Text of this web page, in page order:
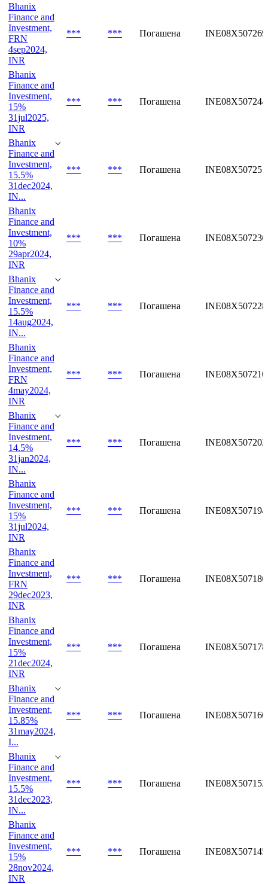
Bhanix
Finance and
Investment,
FRN
4sep2024,
INR
*** *** Погашена INE08X507269
Bhanix
Finance and
Investment,
15%
31jul2025,
INR
*** *** Погашена INE08X507244
Bhanix
Finance and
Investment,
15.5%
31dec2024,
IN...
*** *** Погашена INE08X507251
Bhanix
Finance and
Investment,
10%
29apr2024,
INR
*** *** Погашена INE08X507236
Bhanix
Finance and
Investment,
15.5%
14aug2024,
IN...
*** *** Погашена INE08X507228
Bhanix
Finance and
Investment,
FRN
4may2024,
INR
*** *** Погашена INE08X507210
Bhanix
Finance and
Investment,
14.5%
31jan2024,
IN...
*** *** Погашена INE08X507202
Bhanix
Finance and
Investment,
15%
31jul2024,
INR
*** *** Погашена INE08X507194
Bhanix
Finance and
Investment,
FRN
29dec2023,
INR
*** *** Погашена INE08X507186
Bhanix
Finance and
Investment,
15%
21dec2024,
INR
*** *** Погашена INE08X507178
Bhanix
Finance and
Investment,
15.85%
31may2024,
I...
*** *** Погашена INE08X507160
Bhanix
Finance and
Investment,
15.5%
31dec2023,
IN...
*** *** Погашена INE08X507152
Bhanix
Finance and
Investment,
15%
28nov2024,
INR
*** *** Погашена INE08X507145